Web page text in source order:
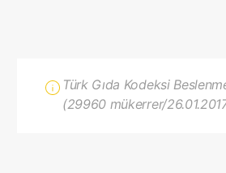
Türk Gıda Kodeksi
(29960 mükerrer/